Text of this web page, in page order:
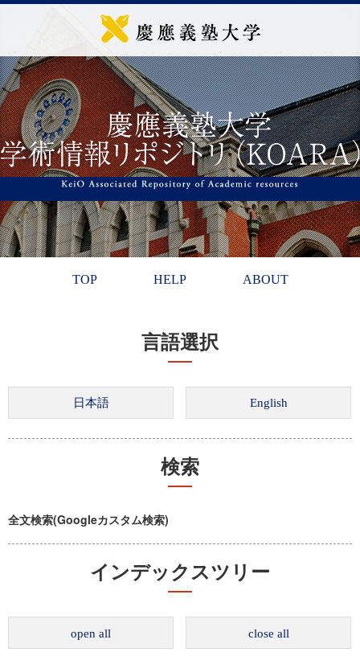
TOP HELP ABOUT
言語選択
検索
全文検索(Googleカスタム検索)
インデックスツリー
open all close all